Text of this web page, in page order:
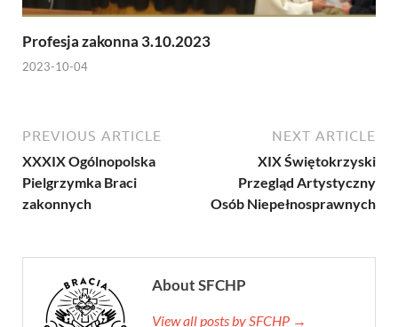
Profesja zakonna 3.10.2023
2023-10-04
PREVIOUS ARTICLE
XXXIX Ogólnopolska
Pielgrzymka Braci
zakonnych
NEXT ARTICLE
XIX Świętokrzyski
Przegląd Artystyczny
Osób Niepełnosprawnych
About SFCHP
View all posts by SFCHP →